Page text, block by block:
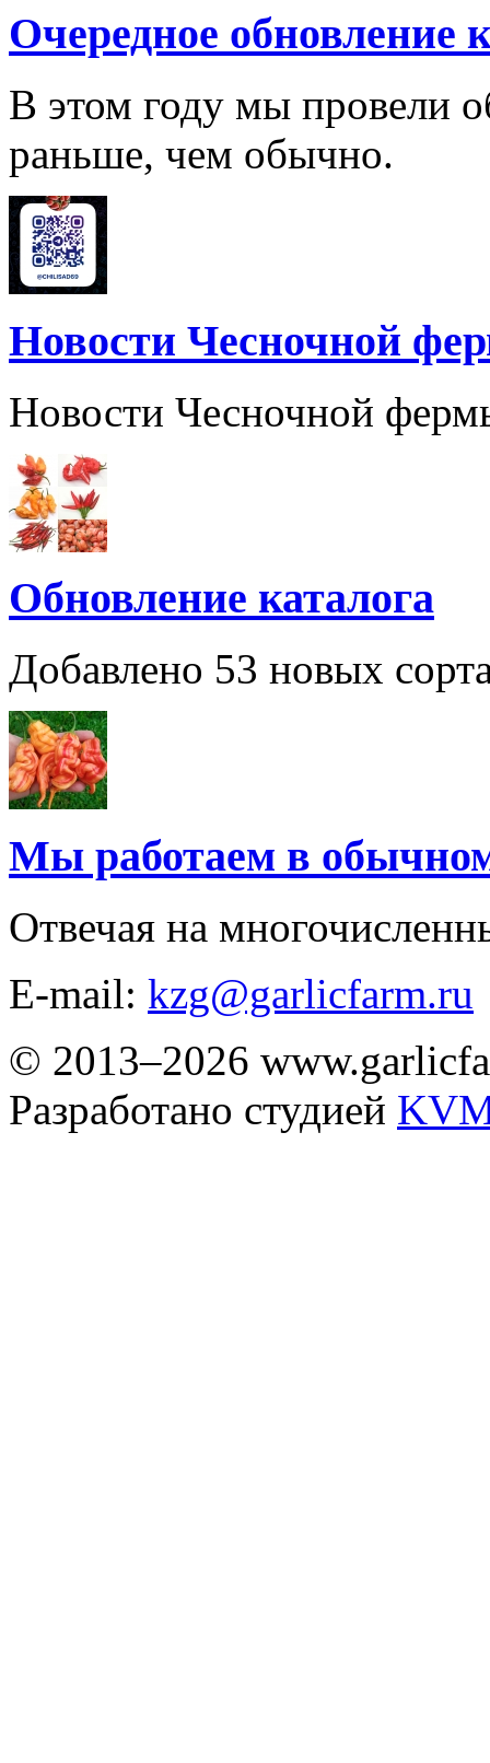
Очередное обновление
В этом году мы провели
раньше, чем обычно.
Новости Чесночной
Новости Чесночной
Обновление каталога
Добавлено 53 новых
Мы работаем в
Отвечая на
E-mail: kzg@garlicfarm.ru
© 2013–2026
Разработано студией